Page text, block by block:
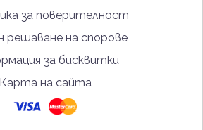
за поверителност
решаване на спорове
за бисквитки
Карта на сайта